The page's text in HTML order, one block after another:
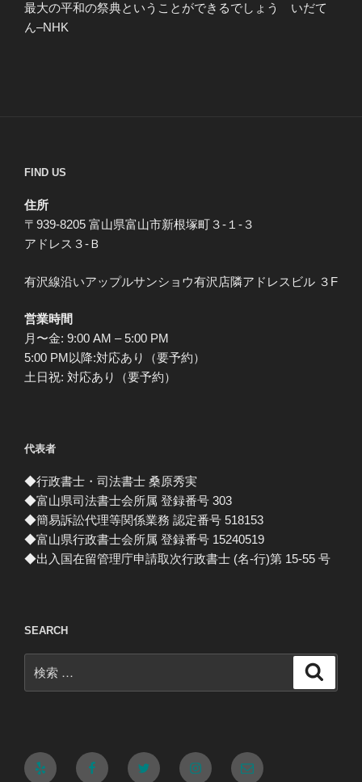
最大の平和の祭典ということができるでしょう いだて
ん–NHK
FIND US
住所
〒939-8205 富山県富山市新根塚町３-１-３
アドレス３-Ｂ
有沢線沿いアップルサンショウ有沢店隣アドレスビル ３F
営業時間
月〜金: 9:00 AM – 5:00 PM
5:00 PM以降:対応あり（要予約）
土日祝: 対応あり（要予約）
代表者
◆行政書士・司法書士 桑原秀実
◆富山県司法書士会所属 登録番号 303
◆簡易訴訟代理等関係業務 認定番号 518153
◆富山県行政書士会所属 登録番号 15240519
◆出入国在留管理庁申請取次行政書士 (名-行)第 15-55 号
SEARCH
索:
Yelp FacebookTwitter Instagram
メ